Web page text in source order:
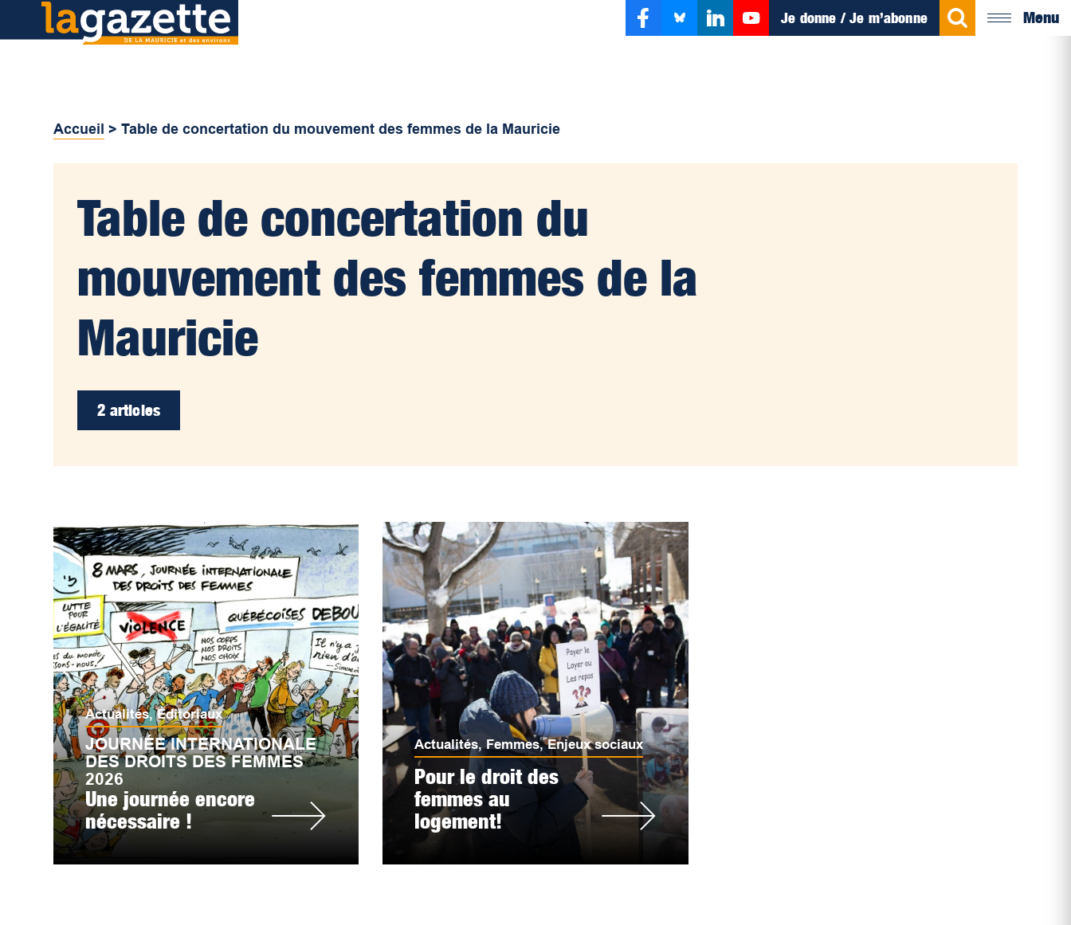
Je donne / Je m’abonne Menu
Accueil >Table de concertation du mouvement des femmes de la Mauricie
Table de concertation du
mouvement des femmes de la
Mauricie
2 articles
Actualités,Éditoriaux
JOURNÉE INTERNATIONALE
DES DROITS DES FEMMES
2026
Une journée encore
nécessaire !
Actualités,Femmes,Enjeux sociaux
Pour le droit des
femmes au
logement!